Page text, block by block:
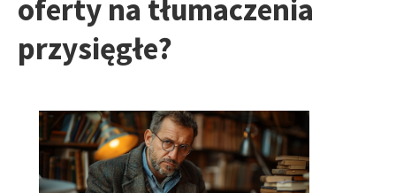
oferty na tłumaczenia
przysięgłe?